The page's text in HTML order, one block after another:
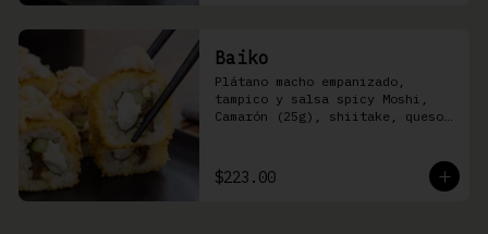
Baiko
Plátano macho empanizado,
tampico y salsa spicy Moshi,
Camarón (25g), shiitake, queso
$223.00